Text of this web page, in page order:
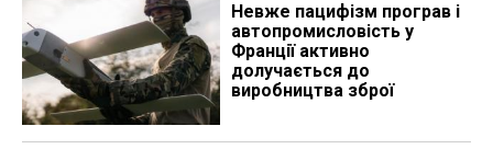
Невже пацифізм програв і
автопромисловість у
Франції активно
долучається до
виробництва зброї